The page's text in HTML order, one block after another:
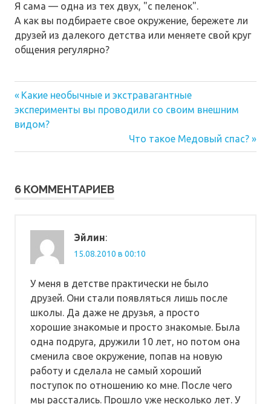
Я сама — одна из тех двух, "с пеленок".
А как вы подбираете свое окружение, бережете ли
друзей из далекого детства или меняете свой круг
общения регулярно?
Навигация
по
Предыдущая
запись:
Какие необычные и экстравагантные
эксперименты вы проводили со своим внешним
видом?
Следующая
запись:
Что такое Медовый спас?
6 КОММЕНТАРИЕВ
Эйлин:
15.08.2010 в 00:10
У меня в детстве практически не было
друзей. Они стали появляться лишь после
школы. Да даже не друзья, а просто
хорошие знакомые и просто знакомые. Была
одна подруга, дружили 10 лет, но потом она
сменила свое окружение, попав на новую
работу и сделала не самый хороший
поступок по отношению ко мне. После чего
мы расстались. Прошло уже несколько лет. У